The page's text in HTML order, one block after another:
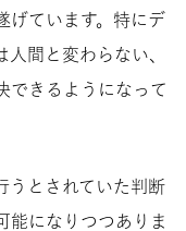
げています。特にデ
間と変わらない、
できるようになって
うとされていた判断
能になりつつありま